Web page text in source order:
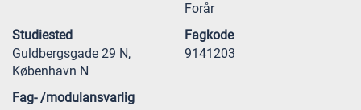
Forår
Studiested
Guldbergsgade 29 N,
København N
Fagkode
9141203
Fag- /modulansvarlig